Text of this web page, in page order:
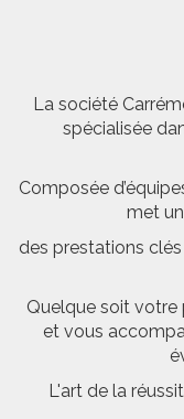
La société
spécialisée
Composée
met
des prestations
Quelque soit votre
et vous
L'art de la